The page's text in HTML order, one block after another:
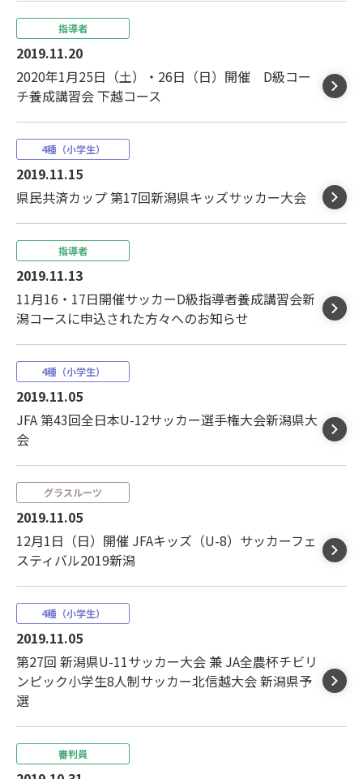
指導者
2019.11.20
2020年1月25日（土）・26日（日）開催 D級コー
チ養成講習会 下越コース
4種（小学生）
2019.11.15
県民共済カップ 第17回新潟県キッズサッカー大会
指導者
2019.11.13
11月16・17日開催サッカーD級指導者養成講習会新
潟コースに申込された方々へのお知らせ
4種（小学生）
2019.11.05
JFA 第43回全日本U-12サッカー選手権大会新潟県大
会
グラスルーツ
2019.11.05
12月1日（日）開催 JFAキッズ（U-8）サッカーフェ
スティバル2019新潟
4種（小学生）
2019.11.05
第27回 新潟県U-11サッカー大会 兼 JA全農杯チビリ
ンピック小学生8人制サッカー北信越大会 新潟県予
選
審判員